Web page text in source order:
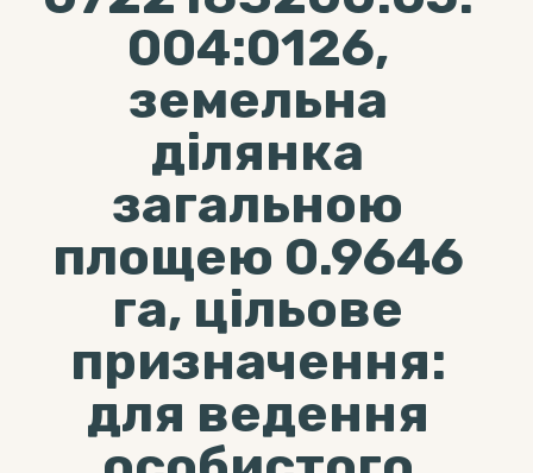
004:0126,
земельна
ділянка
загальною
площею 0.9646
га, цільове
призначення:
для ведення